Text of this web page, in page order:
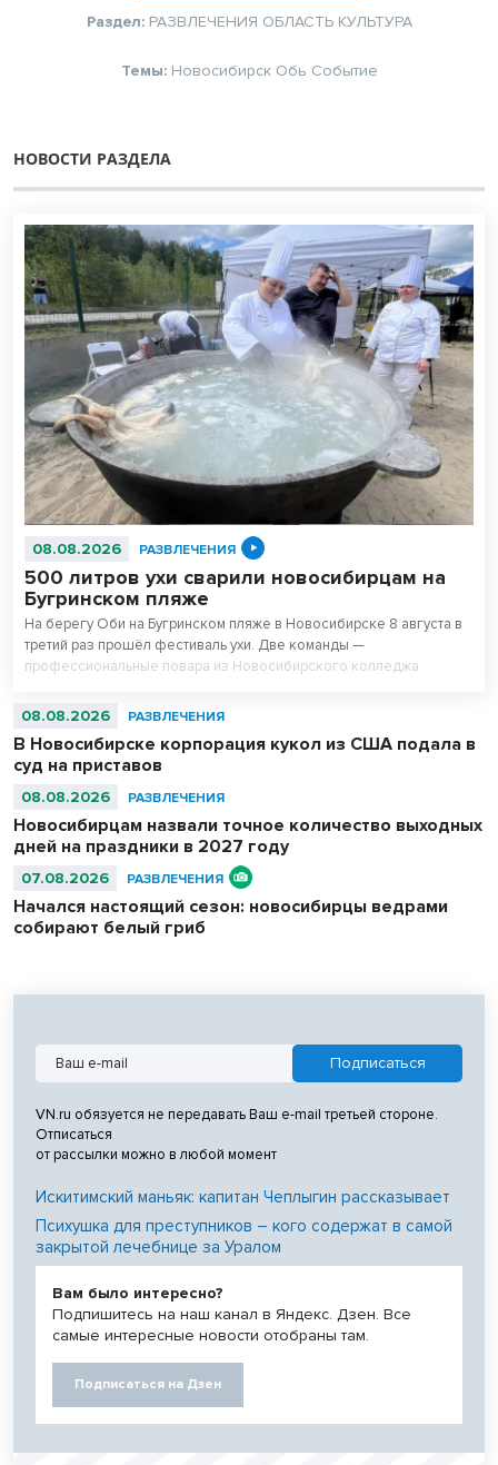
Раздел: РАЗВЛЕЧЕНИЯ ОБЛАСТЬ КУЛЬТУРА
Темы: Новосибирск Обь Событие
НОВОСТИ РАЗДЕЛА
08.08.2026 РАЗВЛЕЧЕНИЯ
500 литров ухи сварили новосибирцам на
Бугринском пляже
На берегу Оби на Бугринском пляже в Новосибирске 8 августа в
третий раз прошёл фестиваль ухи. Две команды —
профессиональные повара из Новосибирского колледжа
приготовления очередь отдыхающих на пляже выстроилась за
08.08.2026 РАЗВЛЕЧЕНИЯ
В Новосибирске корпорация кукол из США подала в
суд на приставов
08.08.2026 РАЗВЛЕЧЕНИЯ
Новосибирцам назвали точное количество выходных
дней на праздники в 2027 году
07.08.2026 РАЗВЛЕЧЕНИЯ
Начался настоящий сезон: новосибирцы ведрами
собирают белый гриб
VN.ru обязуется не передавать Ваш e-mail третьей стороне.
Отписаться
от рассылки можно в любой момент
Искитимский маньяк: капитан Чеплыгин рассказывает
Психушка для преступников – кого содержат в самой
закрытой лечебнице за Уралом
Вам было интересно?
Подпишитесь на наш канал в Яндекс. Дзен. Все
самые интересные новости отобраны там.
Подписаться на Дзен